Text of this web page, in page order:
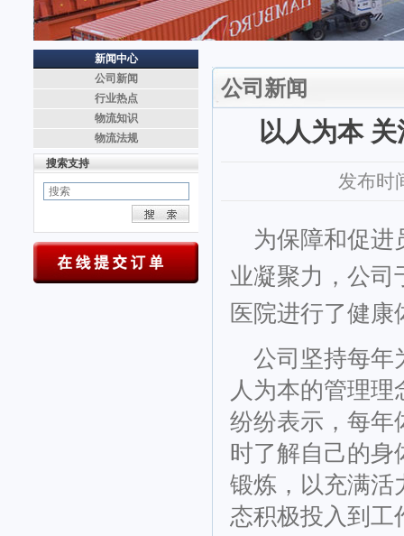
新闻中心
公司新闻
行业热点
物流知识
物流法规
搜索支持
公司新闻
以人为本
发布时
为保障和促进
业凝聚力，公司
医院进行了健康
公司坚持每年
人为本的管理
纷纷表示，每年
时了解自己的身
锻炼，以充满活
态积极投入到